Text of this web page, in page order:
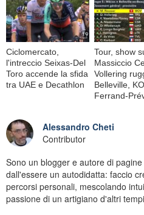
Ciclomercato,
l'intreccio Seixas-Del
Toro accende la sfida
tra UAE e Decathlon
Tour, show
Massiccio
Vollering
Belleville, KO
Ferrand-
Alessandro Cheti
Contributor
Sono un blogger e autore di
dall'essere un autodidatta: faccio
percorsi personali, mescolando
passione di un artigiano d'altri